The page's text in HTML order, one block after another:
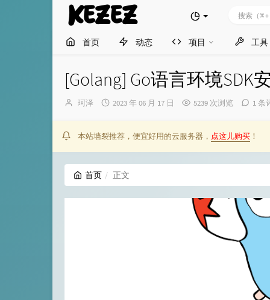
KEZEZ
首页 动态 项目 工具
[Golang] Go语言环境SDK
博
珂泽
发
间：
2023 年 06 月 17 日 5239 次浏览 1 条
本站墙裂推荐，便宜好用的云服务器， 点这儿购买 ！
首页 正文